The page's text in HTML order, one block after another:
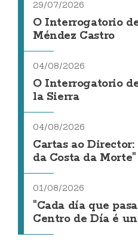
29/07/2026
O Interrogatorio
Méndez Castro
04/08/2026
O Interrogatorio
la Sierra
04/08/2026
Cartas ao
da Costa da Morte"
01/08/2026
"Cada día que
Centro de Día é